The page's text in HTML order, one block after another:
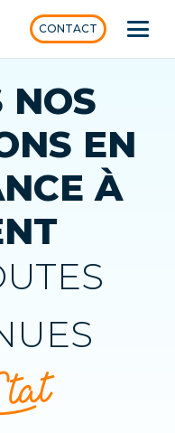
CONTACT
NOS
EN
À